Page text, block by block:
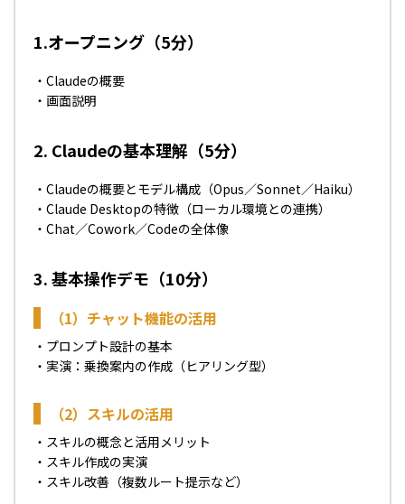
1.オープニング（5分）
・Claudeの概要
・画面説明
2. Claudeの基本理解（5分）
・Claudeの概要とモデル構成（Opus／Sonnet／Haiku）
・Claude Desktopの特徴（ローカル環境との連携）
・Chat／Cowork／Codeの全体像
3. 基本操作デモ（10分）
（1）チャット機能の活用
・プロンプト設計の基本
・実演：乗換案内の作成（ヒアリング型）
（2）スキルの活用
・スキルの概念と活用メリット
・スキル作成の実演
・スキル改善（複数ルート提示など）